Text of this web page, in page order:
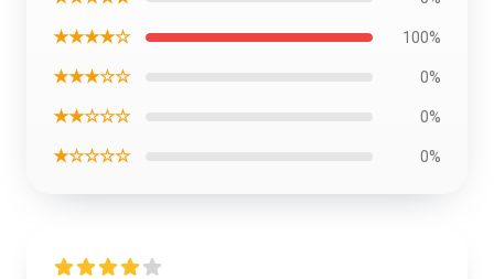
★★★★☆ 100%
★★★☆☆ 0%
★★☆☆☆ 0%
★☆☆☆☆ 0%